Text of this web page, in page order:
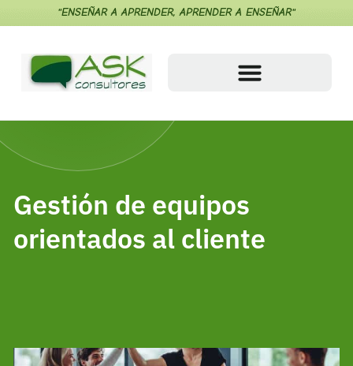
"ENSEÑAR A APRENDER, APRENDER A ENSEÑAR"
Gestión de equipos
orientados al cliente